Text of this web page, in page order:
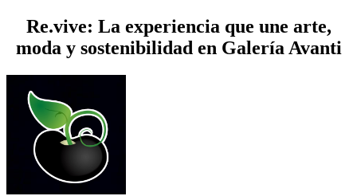
Re.vive: La experiencia que une arte,
moda y sostenibilidad en Galería Avanti